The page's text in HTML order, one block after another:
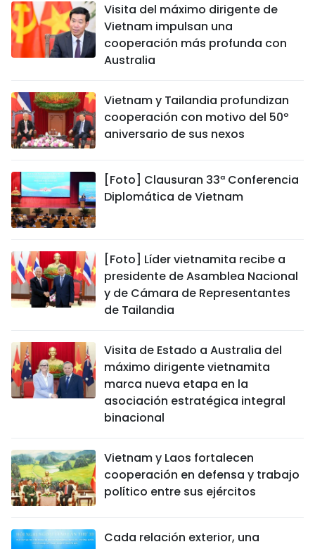
Visita del máximo dirigente de
Vietnam impulsan una
cooperación más profunda con
Australia
Vietnam y Tailandia profundizan
cooperación con motivo del 50º
aniversario de sus nexos
[Foto] Clausuran 33ª Conferencia
Diplomática de Vietnam
[Foto] Líder vietnamita recibe a
presidente de Asamblea Nacional
y de Cámara de Representantes
de Tailandia
Visita de Estado a Australia del
máximo dirigente vietnamita
marca nueva etapa en la
asociación estratégica integral
binacional
Vietnam y Laos fortalecen
cooperación en defensa y trabajo
político entre sus ejércitos
Cada relación exterior, una